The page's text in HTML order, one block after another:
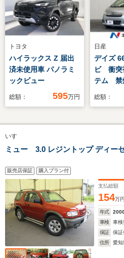
トヨタ
ハイラックス Z 届出
済未使用車 パノラミ
ックビュー
総額： 595万円
日産
デイズ
ビ 衝突
テム
総額：
いすゞ
ミュー 3.0 レジントップ ディー
販売店保証 購入プラン付
支払総額
154万円
年式
車検
車検
保証
保証
住所
愛知